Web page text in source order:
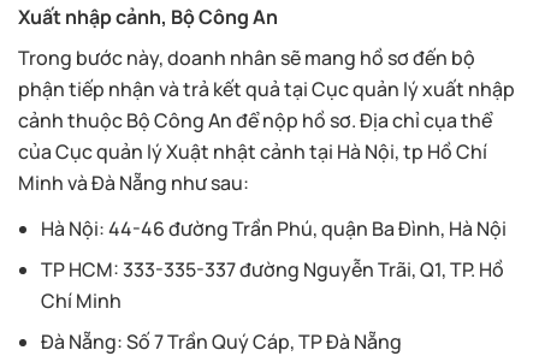
Xuất nhập cảnh, Bộ Công An
Trong bước này, doanh nhân sẽ mang hồ sơ đến bộ
phận tiếp nhận và trả kết quả tại Cục quản lý xuất nhập
cảnh thuộc Bộ Công An để nộp hồ sơ. Địa chỉ cụa thể
của Cục quản lý Xuật nhật cảnh tại Hà Nội, tp Hồ Chí
Minh và Đà Nẵng như sau:
Hà Nội: 44-46 đường Trần Phú, quận Ba Đình, Hà Nội
TP HCM: 333-335-337 đường Nguyễn Trãi, Q1, TP. Hồ
Chí Minh
Đà Nẵng: Số 7 Trần Quý Cáp, TP Đà Nẵng